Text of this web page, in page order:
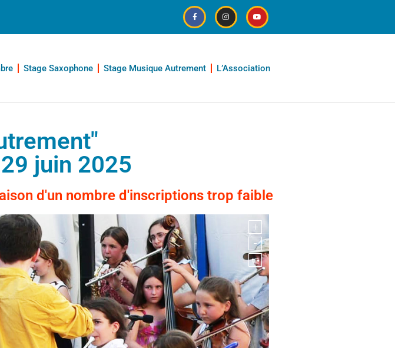
Stage Saxophone Stage Musique Autrement L’Association
juin 2025
d'un nombre d'inscriptions trop faible